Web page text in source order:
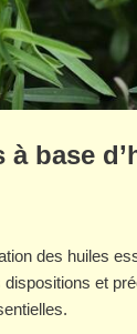
à base
des huiles
et